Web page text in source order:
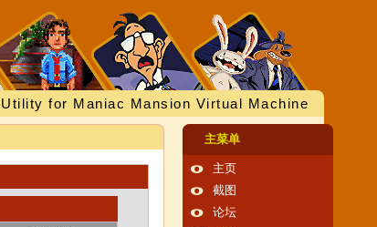
for Maniac Mansion Virtual Machine
主菜单
主页
截图
论坛